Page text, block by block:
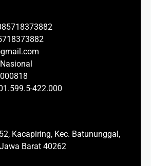
422.000
Kacapiring, Kec. Batununggal,
Barat 40262